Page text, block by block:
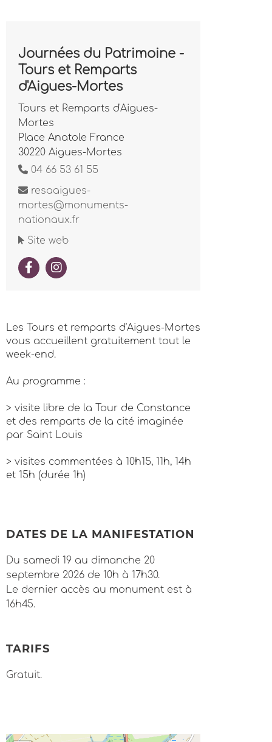
Journées du Patrimoine -
Tours et Remparts
d'Aigues-Mortes
Tours et Remparts d'Aigues-
Mortes
Place Anatole France
30220 Aigues-Mortes
04 66 53 61 55
resaaigues-
mortes@monuments-
nationaux.fr
Site web
Les Tours et remparts d’Aigues-Mortes
vous accueillent gratuitement tout le
week-end.
Au programme :
> visite libre de la Tour de Constance
et des remparts de la cité imaginée
par Saint Louis
> visites commentées à 10h15, 11h, 14h
et 15h (durée 1h)
DATES DE LA MANIFESTATION
Du samedi 19 au dimanche 20
septembre 2026 de 10h à 17h30.
Le dernier accès au monument est à
16h45.
TARIFS
Gratuit.